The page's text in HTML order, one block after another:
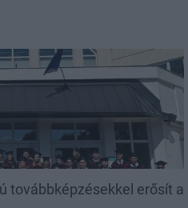
továbbképzésekkel erősít a